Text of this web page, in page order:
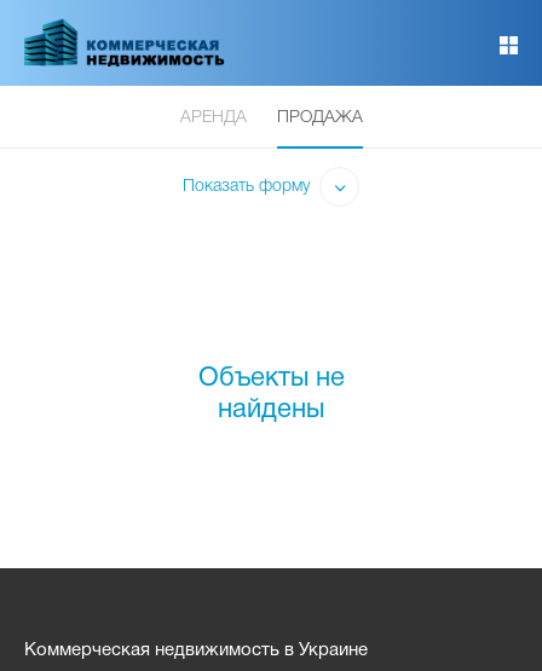
основному
АРЕНДА ПРОДАЖА
Показать форму
Объекты не
найдены
Коммерческая недвижимость в Украине